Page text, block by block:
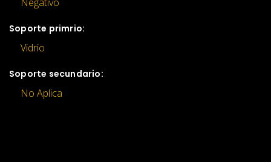
Soporte primrio:
Vidrio
Soporte secundario:
No Aplica